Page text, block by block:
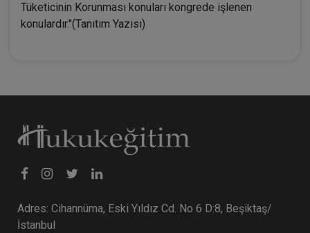
Tüketicinin Korunması konuları kongrede işlenen
konulardır."(Tanıtım Yazısı)
Adres: Cihannüma, Eski Yıldız Cd. No 6 D:8, Beşiktaş/
İstanbul